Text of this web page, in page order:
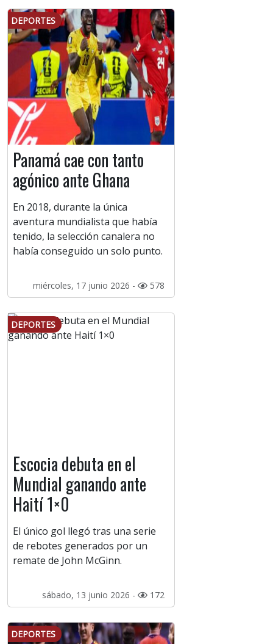
DEPORTES
Panamá cae con tanto
agónico ante Ghana
En 2018, durante la única
aventura mundialista que había
tenido, la selección canalera no
había conseguido un solo punto.
miércoles, 17 junio 2026 - 578
DEPORTES
Escocia debuta en el
Mundial ganando ante
Haití 1×0
El único gol llegó tras una serie
de rebotes generados por un
remate de John McGinn.
sábado, 13 junio 2026 - 172
DEPORTES